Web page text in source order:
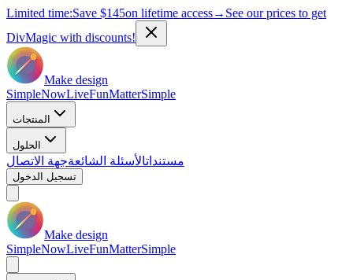
Limited time:Save $145on lifetime access→ See our prices to get
DivMagic with discounts!
Make design
SimpleNowLiveFunMatterSimple
المنتجات
الحلول
مستنداتالأسئلة الشائعةجهة الاتصال
تسجيل الدخول
Make design
SimpleNowLiveFunMatterSimple